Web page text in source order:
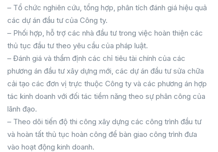
– Tổ chức nghiên cứu, tổng hợp, phân tích đánh giá hiệu quả
các dự án đầu tư của Công ty.
– Phối hợp, hỗ trợ các nhà đầu tư trong việc hoàn thiện các
thủ tục đầu tư theo yêu cầu của pháp luật.
– Đánh giá và thẩm định các chỉ tiêu tài chính của các
phương án đầu tư xây dựng mới, các dự án đầu tư sửa chữa
cải tạo các đơn vị trực thuộc Công ty và các phương án hợp
tác kinh doanh với đối tác tiềm năng theo sự phân công của
lãnh đạo.
– Theo dõi tiến độ thi công xây dựng các công trình đầu tư
và hoàn tất thủ tục hoàn công để bàn giao công trình đưa
vào hoạt động kinh doanh.